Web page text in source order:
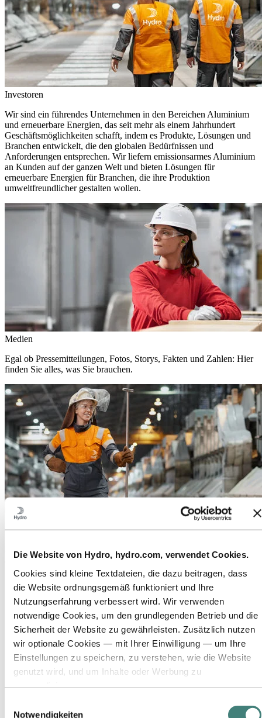
Die Website von Hydro, hydro.com, verwendet Cookies.
Cookies sind kleine Textdateien, die dazu beitragen, dass
die Website ordnungsgemäß funktioniert und Ihre
Nutzungserfahrung verbessert wird. Wir verwenden
notwendige Cookies, um den grundlegenden Betrieb und die
Sicherheit der Website zu gewährleisten. Zusätzlich nutzen
wir optionale Cookies — mit Ihrer Einwilligung — um Ihre
Einstellungen zu speichern, zu verstehen, wie die Website
genutzt wird, und um Inhalte oder Werbung zu
Tools wir für Sicherheits‑, Analyse‑ oder Werbezwecke
Notwendigkeiten
Investoren
Wir sind ein führendes Unternehmen in den Bereichen Aluminium
und erneuerbare Energien, das seit mehr als einem Jahrhundert
Geschäftsmöglichkeiten schafft, indem es Produkte, Lösungen und
Branchen entwickelt, die den globalen Bedürfnissen und
Anforderungen entsprechen. Wir liefern emissionsarmes Aluminium
an Kunden auf der ganzen Welt und bieten Lösungen für
erneuerbare Energien für Branchen, die ihre Produktion
umweltfreundlicher gestalten wollen.
Medien
Egal ob Pressemitteilungen, Fotos, Storys, Fakten und Zahlen: Hier
finden Sie alles, was Sie brauchen.
Über Hydro
erneuerbare Energien, das Unternehmen und Partnerschaften für
eine nachhaltigere Zukunft aufbaut. Wir beschäftigen
32.000 Mitarbeiter an mehr als 140 Standorten in 40 Ländern.
Zu:Aluminium
Produkte
Branchen, in denen wir tätig sind
Über Aluminium
Innovationen, Forschung und Entwicklung
ALUMINIUM 2026
Zu:Energie
Roadmap zur Klimaneutralität